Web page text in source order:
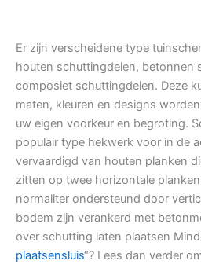
Er zijn verscheidene type
houten schuttingdelen, betonnen
composiet schuttingdelen. Deze
maten, kleuren en designs
uw eigen voorkeur en begroting.
populair type hekwerk voor in de
vervaardigd van houten planken
zitten op twee horizontale
normaliter ondersteund door
bodem zijn verankerd met
over schutting laten plaatsen
plaatsensluis“? Lees dan verder